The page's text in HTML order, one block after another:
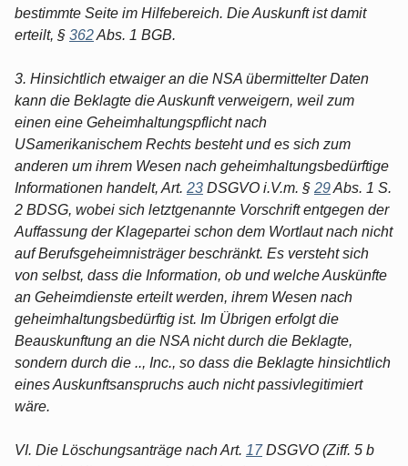
bestimmte Seite im Hilfebereich. Die Auskunft ist damit
erteilt, § 362Abs. 1 BGB.
3. Hinsichtlich etwaiger an die NSA übermittelter Daten
kann die Beklagte die Auskunft verweigern, weil zum
einen eine Geheimhaltungspflicht nach
USamerikanischem Rechts besteht und es sich zum
anderen um ihrem Wesen nach geheimhaltungsbedürftige
Informationen handelt, Art. 23 DSGVO i.V.m. § 29Abs. 1 S.
2 BDSG, wobei sich letztgenannte Vorschrift entgegen der
Auffassung der Klagepartei schon dem Wortlaut nach nicht
auf Berufsgeheimnisträger beschränkt. Es versteht sich
von selbst, dass die Information, ob und welche Auskünfte
an Geheimdienste erteilt werden, ihrem Wesen nach
geheimhaltungsbedürftig ist. Im Übrigen erfolgt die
Beauskunftung an die NSA nicht durch die Beklagte,
sondern durch die .., Inc., so dass die Beklagte hinsichtlich
eines Auskunftsanspruchs auch nicht passivlegitimiert
wäre.
VI. Die Löschungsanträge nach Art. 17DSGVO (Ziff. 5 b